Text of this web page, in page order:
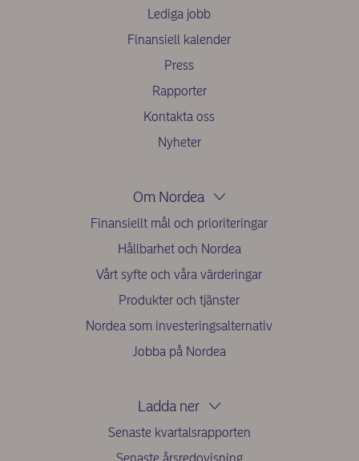
Lediga jobb
Finansiell kalender
Press
Rapporter
Kontakta oss
Nyheter
Om Nordea
Finansiellt mål och prioriteringar
Hållbarhet och Nordea
Vårt syfte och våra värderingar
Produkter och tjänster
Nordea som investeringsalternativ
Jobba på Nordea
Ladda ner
Senaste kvartalsrapporten